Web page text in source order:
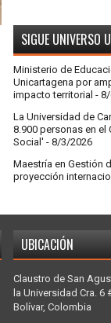
SIGUE UNIVERSO U
Ministerio de
Unicartagena por
impacto territorial -
La Universidad de
8.900 personas en el
Social' - 8/3/2026
Maestría en Gestión
proyección
UBICACIÓN
Claustro de San
la Universidad Cra. 6
Bolívar, Colombia